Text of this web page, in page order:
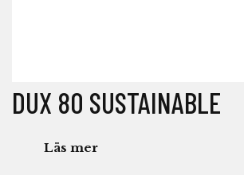
DUX 80 SUSTAINABLE
Läs mer